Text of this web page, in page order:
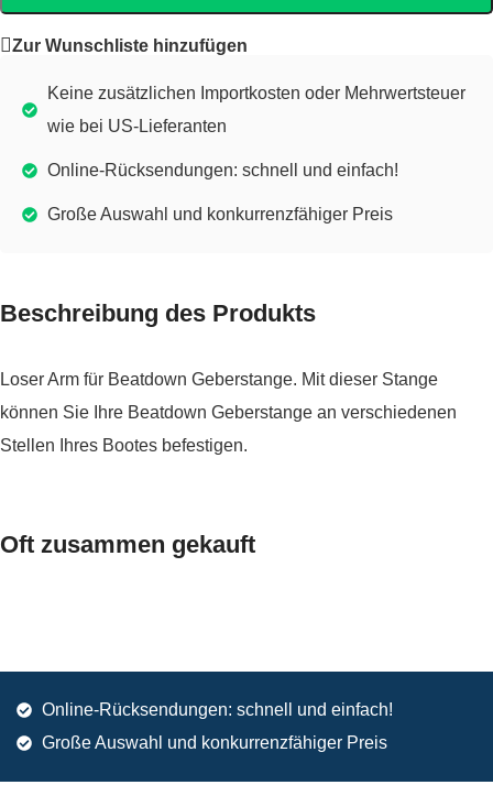
Zur Wunschliste hinzufügen
Keine zusätzlichen Importkosten oder Mehrwertsteuer
wie bei US-Lieferanten
Online-Rücksendungen: schnell und einfach!
Große Auswahl und konkurrenzfähiger Preis
Beschreibung des Produkts
Loser Arm für Beatdown Geberstange. Mit dieser Stange
können Sie Ihre Beatdown Geberstange an verschiedenen
Stellen Ihres Bootes befestigen.
Oft zusammen gekauft
Online-Rücksendungen: schnell und einfach!
Große Auswahl und konkurrenzfähiger Preis